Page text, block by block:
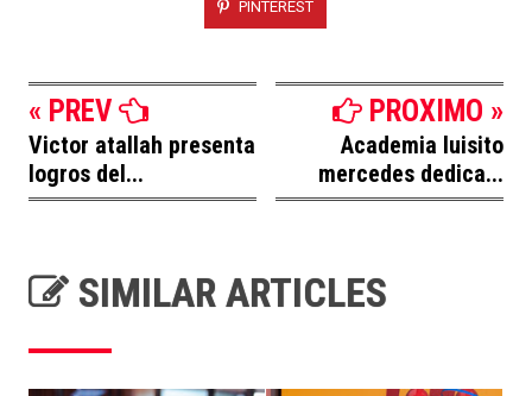
PINTEREST
« PREV
Victor atallah presenta
logros del...
PROXIMO »
Academia luisito
mercedes dedica...
SIMILAR ARTICLES